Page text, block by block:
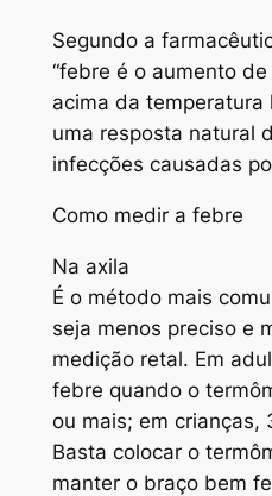
Segundo a
“febre é o aumento de
acima da temperatura
uma resposta natural
infecções causadas
Como medir a febre
Na axila
É o método mais
seja menos preciso e
medição retal. Em
febre quando o
ou mais; em crianças,
Basta colocar o
manter o braço bem